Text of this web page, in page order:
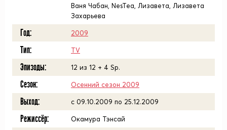
Ваня Чабан, NesTea, Лизавета, Лизавета
Захарьева
Год: 2009
Тип: TV
Эпизоды: 12 из 12 + 4 Sp.
Сезон: Осенний сезон 2009
Выход: c 09.10.2009 по 25.12.2009
Режиссёр: Окамура Тэнсай